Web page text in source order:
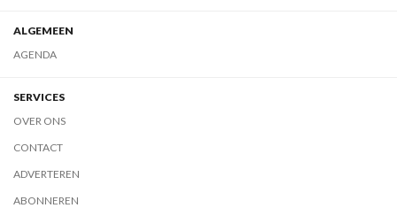
ALGEMEEN
AGENDA
SERVICES
OVER ONS
CONTACT
ADVERTEREN
ABONNEREN